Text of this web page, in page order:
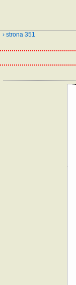
› strona 351